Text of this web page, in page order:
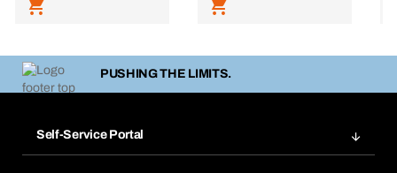
PUSHING THE LIMITS.
Self-Service Portal